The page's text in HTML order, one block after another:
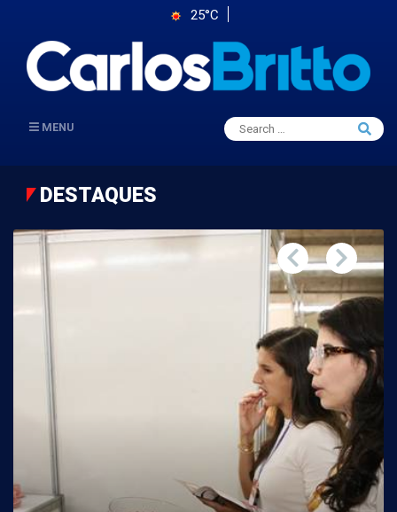
25°C
MENU
Search
for:
Search
DESTAQUES